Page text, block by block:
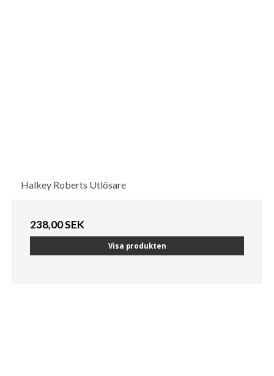
Halkey Roberts Utlösare
238,00 SEK
Visa produkten